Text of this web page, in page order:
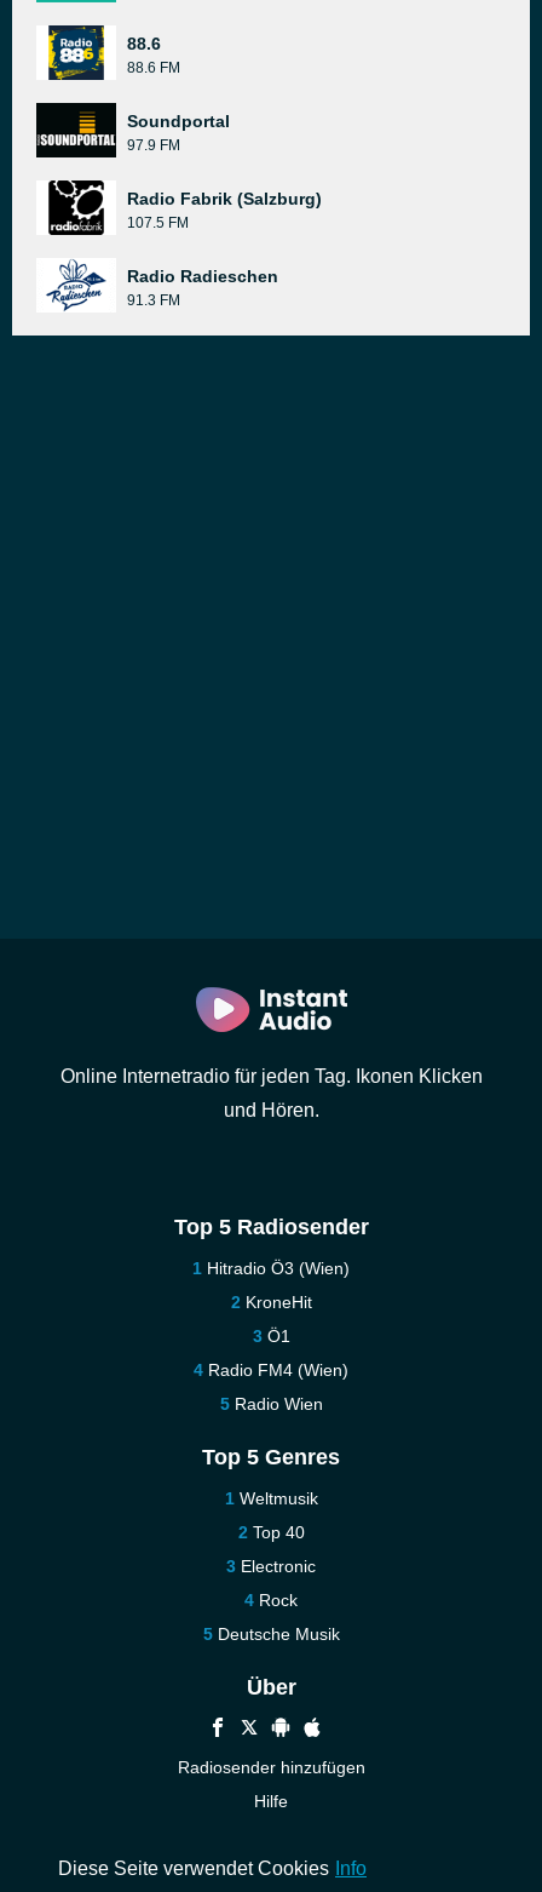
88.6
88.6 FM
Soundportal
97.9 FM
Radio Fabrik (Salzburg)
107.5 FM
Radio Radieschen
91.3 FM
Online Internetradio für jeden Tag. Ikonen Klicken
und Hören.
Top 5 Radiosender
Hitradio Ö3 (Wien)
KroneHit
Ö1
Radio FM4 (Wien)
Radio Wien
Top 5 Genres
Weltmusik
Top 40
Electronic
Rock
Deutsche Musik
Über
Radiosender hinzufügen
Hilfe
Diese Seite verwendet Cookies Info